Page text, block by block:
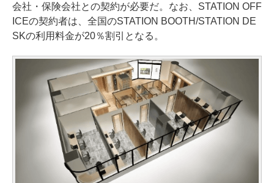
会社・保険会社との契約が必要だ。なお、STATION OFF
ICEの契約者は、全国のSTATION BOOTH/STATION DE
SKの利用料金が20％割引となる。